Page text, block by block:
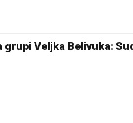
grupi Veljka Belivuka: